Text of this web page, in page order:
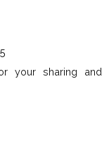
your sharing and